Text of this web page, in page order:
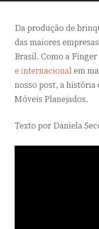
Da produção de
das maiores
Brasil. Como a
e internacionalem
nosso post, a história
Móveis Planejados.
Texto por Daniela